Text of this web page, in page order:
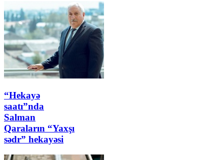
“Hekayə
saatı”nda
Salman
Qaraların “Yaxşı
sədr” hekayəsi